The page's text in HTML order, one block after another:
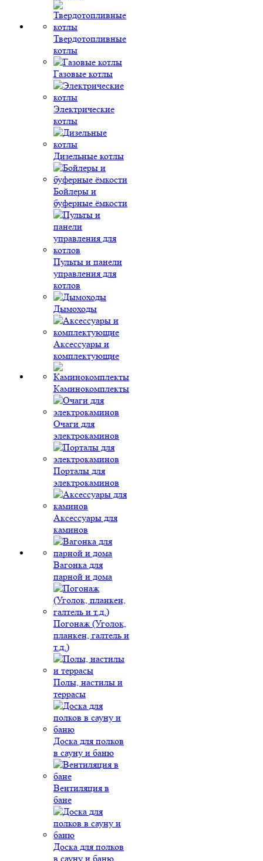
Твердотопливные
котлы
Газовые котлы
Электрические
котлы
Дизельные котлы
Бойлеры и
буферные ёмкости
Пульты и панели
управления для
котлов
Дымоходы
Аксессуары и
комплектующие
Каминокомплекты
Очаги для
электрокаминов
Порталы для
электрокаминов
Аксессуары для
каминов
Вагонка для
парной и дома
Погонаж (Уголок,
планкен, галтель и
т.д.)
Полы, настилы и
террасы
Доска для полков
в сауну и баню
Вентиляция в
бане
Доска для полков
в сауну и баню